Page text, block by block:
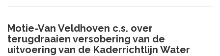
Motie-Van Veldhoven c.s. over
terugdraaien versobering van de
uitvoering van de Kaderrichtlijn Water